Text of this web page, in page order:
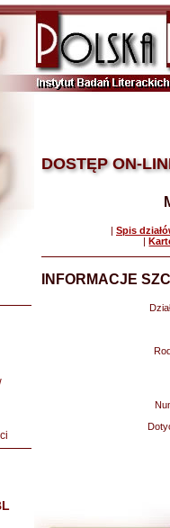
DOSTĘP ON-
| Spis
|
INFORMACJE